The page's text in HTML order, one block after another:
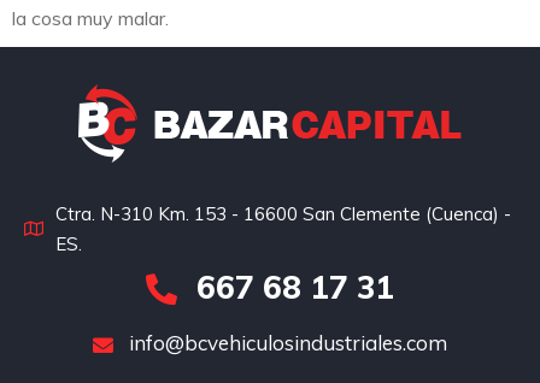
la cosa muy malar.
Ctra. N-310 Km. 153 - 16600 San Clemente (Cuenca) -
ES.
667 68 17 31
info@bcvehiculosindustriales.com